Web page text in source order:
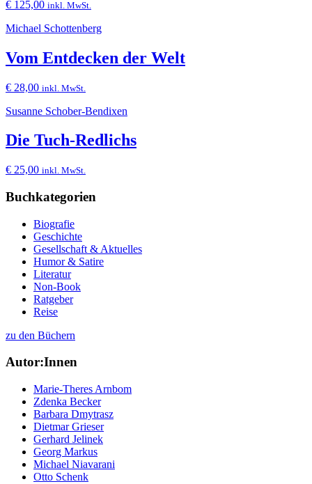
€ 125,00 inkl. MwSt.
Michael Schottenberg
Vom Entdecken der Welt
€ 28,00 inkl. MwSt.
Susanne Schober-Bendixen
Die Tuch-Redlichs
€ 25,00 inkl. MwSt.
Buchkategorien
Biografie
Geschichte
Gesellschaft & Aktuelles
Humor & Satire
Literatur
Non-Book
Ratgeber
Reise
zu den Büchern
Autor:Innen
Marie-Theres Arnbom
Zdenka Becker
Barbara Dmytrasz
Dietmar Grieser
Gerhard Jelinek
Georg Markus
Michael Niavarani
Otto Schenk